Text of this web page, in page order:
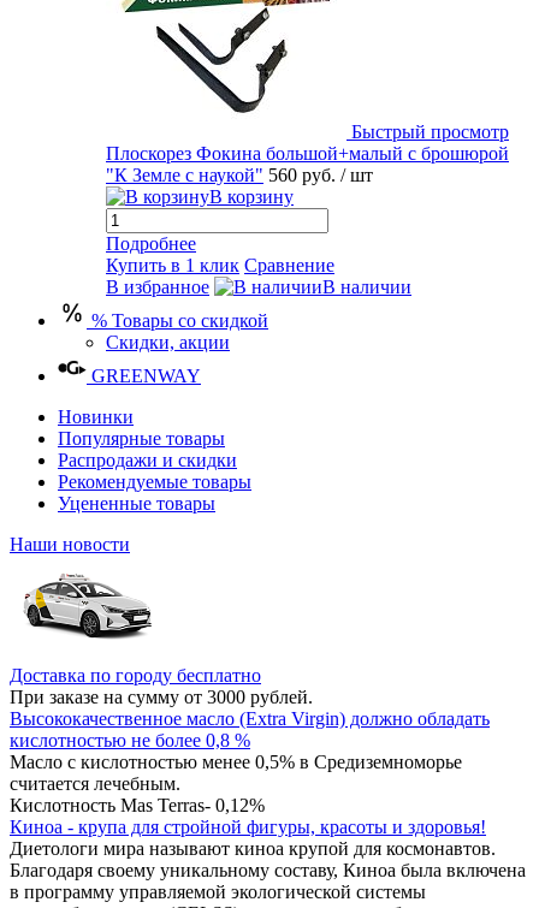
Быстрый просмотр
Плоскорез Фокина большой+малый с брошюрой
"К Земле с наукой" 560 руб. / шт
В корзину
Подробнее
Купить в 1 клик Сравнение
В избранное
В наличии
% Товары со скидкой
Скидки, акции
GREENWAY
Новинки
Популярные товары
Распродажи и скидки
Рекомендуемые товары
Уцененные товары
Наши новости
Доставка по городу бесплатно
При заказе на сумму от 3000 рублей.
Высококачественное масло (Extra Virgin) должно обладать
кислотностью не более 0,8 %
Масло с кислотностью менее 0,5% в Средиземноморье
считается лечебным.
Кислотность Mas Terras- 0,12%
Киноа - крупа для стройной фигуры, красоты и здоровья!
Диетологи мира называют киноа крупой для космонавтов.
Благодаря своему уникальному составу, Киноа была включена
в программу управляемой экологической системы